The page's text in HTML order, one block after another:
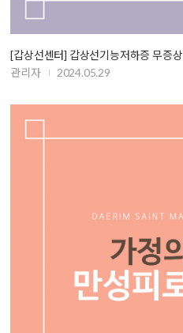
[갑상선센터] 갑상선기능저하증 무증상
관리자
2024.05.29